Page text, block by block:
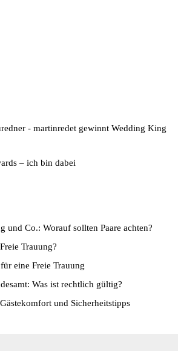
- martinredet gewinnt Wedding King
– ich bin dabei
und Co.: Worauf sollten Paare achten?
Trauung?
eine Freie Trauung
Was ist rechtlich gültig?
und Sicherheitstipps